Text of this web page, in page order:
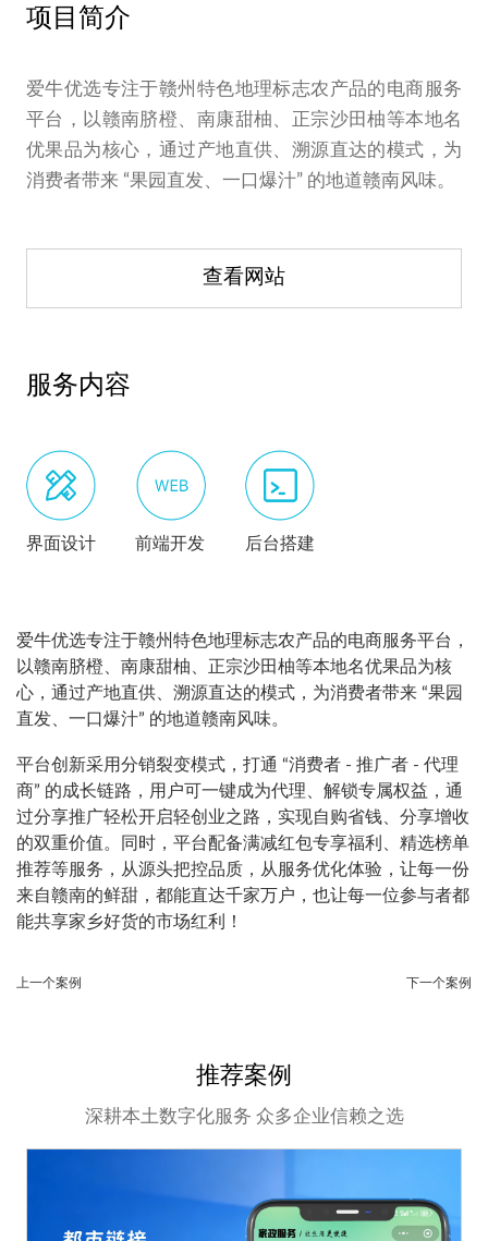
项目简介
爱牛优选专注于赣州特色地理标志农产品的电商服务
平台，以赣南脐橙、南康甜柚、正宗沙田柚等本地名
优果品为核心，通过产地直供、溯源直达的模式，为
消费者带来 “果园直发、一口爆汁” 的地道赣南风味。
查看网站
服务内容
界面设计 前端开发 后台搭建
爱牛优选专注于赣州特色地理标志农产品的电商服务平台，
以赣南脐橙、南康甜柚、正宗沙田柚等本地名优果品为核
心，通过产地直供、溯源直达的模式，为消费者带来 “果园
直发、一口爆汁” 的地道赣南风味。
平台创新采用分销裂变模式，打通 “消费者 - 推广者 - 代理
商” 的成长链路，用户可一键成为代理、解锁专属权益，通
过分享推广轻松开启轻创业之路，实现自购省钱、分享增收
的双重价值。同时，平台配备满减红包专享福利、精选榜单
推荐等服务，从源头把控品质，从服务优化体验，让每一份
来自赣南的鲜甜，都能直达千家万户，也让每一位参与者都
能共享家乡好货的市场红利！
上一个案例 下一个案例
推荐案例
深耕本土数字化服务 众多企业信赖之选